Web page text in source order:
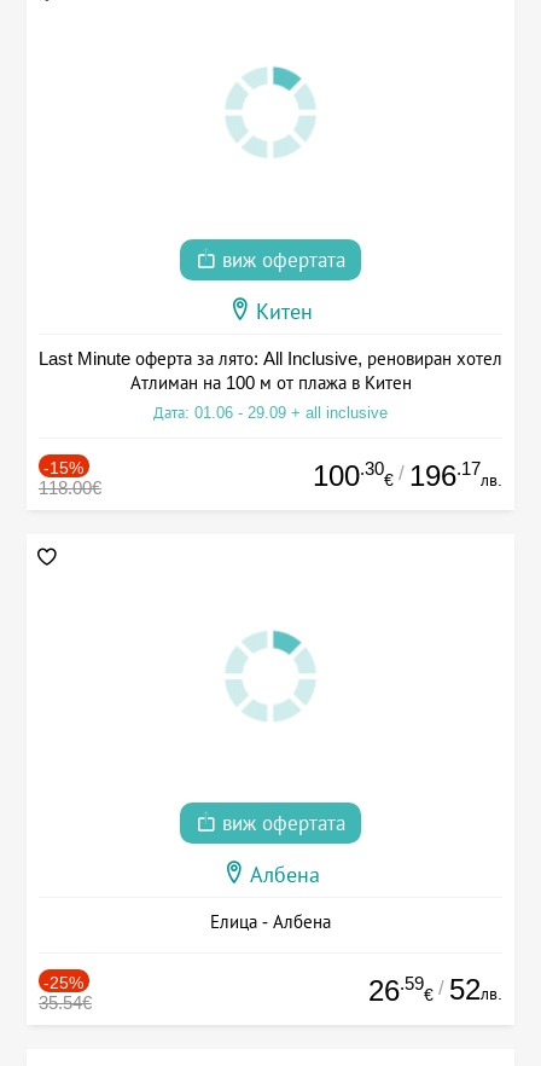
виж офертата
Китен
Last Minute оферта за лято: All Inclusive, реновиран хотел
Атлиман на 100 м от плажа в Китен
Дата: 01.06 - 29.09 + all inclusive
-15%
118.00€ 100.30
€ / 196.17
лв.
виж офертата
Албена
Елица - Албена
-25%
35.54€ 26.59
€ / 52лв.